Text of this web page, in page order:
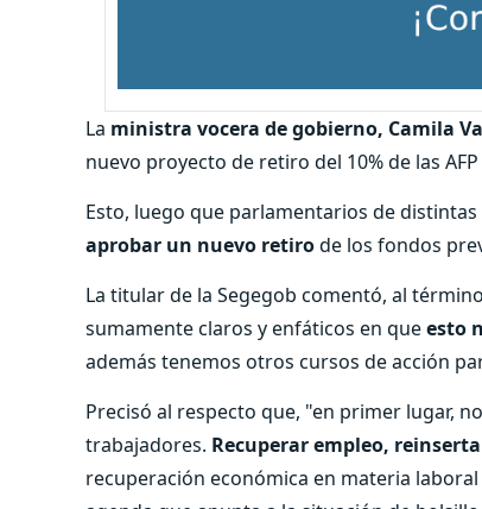
La ministra vocera de gobierno, Camila
nuevo proyecto de retiro del 10% de las
Esto, luego que parlamentarios de
aprobar un nuevo retirode los fondos
La titular de la Segegob comentó, al
sumamente claros y enfáticos en queesto
además tenemos otros cursos de acción
Precisó al respecto que, "en primer lugar,
trabajadores. Recuperar empleo,
recuperación económica en materia laboral